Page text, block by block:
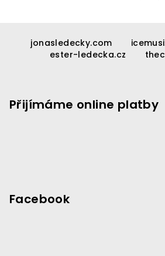
jonasledecky.com
ester-ledecka.cz
Přijímáme online platby
Facebook